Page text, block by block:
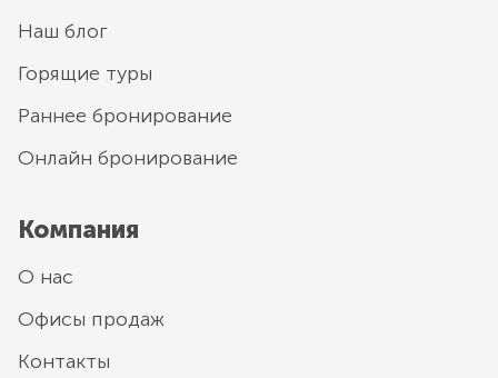
Наш блог
Горящие туры
Раннее бронирование
Онлайн бронирование
Компания
О нас
Офисы продаж
Контакты